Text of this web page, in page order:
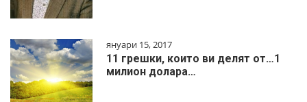
януари 15, 2017
11 грешки, които ви делят от…1
милиoн дoлapa…